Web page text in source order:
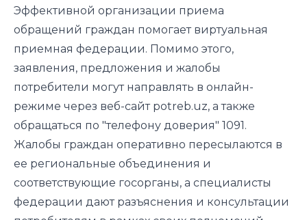
Эффективной организации приема
обращений граждан помогает виртуальная
приемная федерации. Помимо этого,
заявления, предложения и жалобы
потребители могут направлять в онлайн-
режиме через веб-сайт potreb.uz, а также
обращаться по "телефону доверия" 1091.
Жалобы граждан оперативно пересылаются в
ее региональные объединения и
соответствующие госорганы, а специалисты
федерации дают разъяснения и консультации